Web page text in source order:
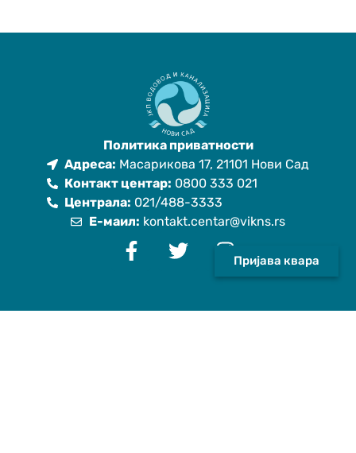
Пријава квара
Политика приватности
Адреса: Масарикова 17, 21101 Нови Сад
Контакт центар: 0800 333 021
Централа: 021/488-3333
Е-маил: kontakt.centar@vikns.rs